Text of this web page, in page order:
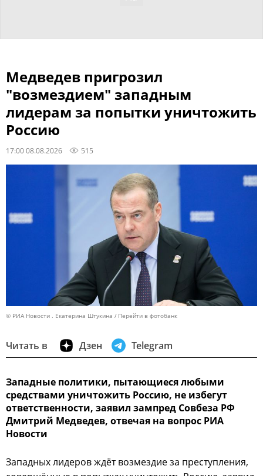
Медведев пригрозил
"возмездием" западным
лидерам за попытки уничтожить
Россию
17:00 08.08.2026 515
© РИА Новости . Екатерина Штукина Перейти в фотобанк
Читать в Дзен Telegram
Западные политики, пытающиеся любыми
средствами уничтожить Россию, не избегут
ответственности, заявил зампред Совбеза РФ
Дмитрий Медведев, отвечая на вопрос РИА
Новости
Западных лидеров ждёт возмездие за преступления,